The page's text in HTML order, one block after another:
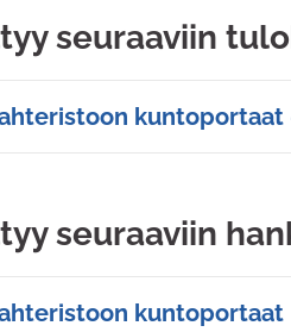
seuraaviin
seuraaviin
kuntoportaat